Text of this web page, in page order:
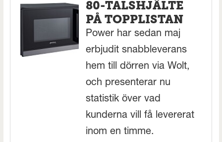
80-TALSHJÄLTE
PÅ TOPPLISTAN
Power har sedan maj
erbjudit snabbleverans
hem till dörren via Wolt,
och presenterar nu
statistik över vad
kunderna vill få levererat
inom en timme.